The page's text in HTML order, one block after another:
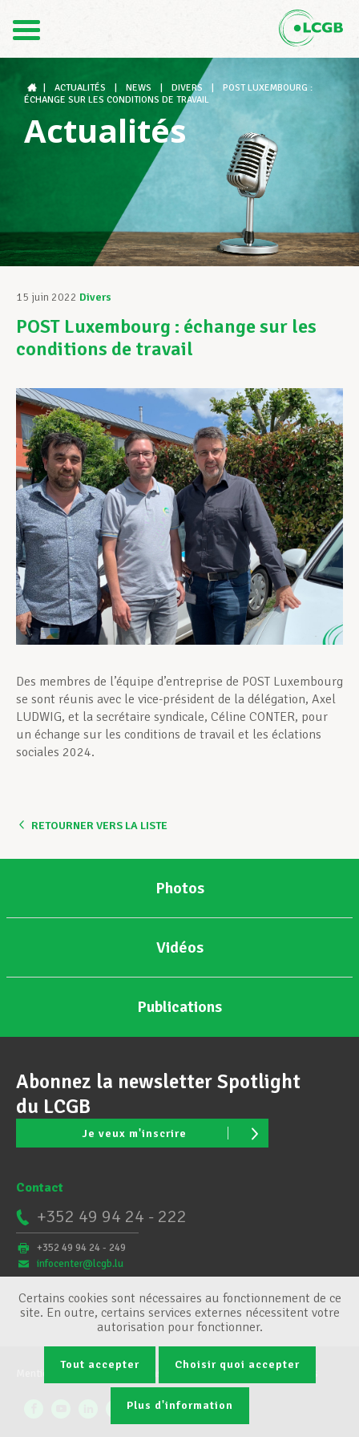
DE
Le LCGB
Structures syndicales
Assistance au Travail
Vos droits
Assistance en vie privée
Développement professionnel
Devenir Membre
Actualités
ACTUALITÉS NEWS DIVERS
POST LUXEMBOURG :
ÉCHANGE SUR LES CONDITIONS DE TRAVAIL
Actualités
15 juin 2022 Divers
POST Luxembourg : échange sur les
conditions de travail
Des membres de l’équipe d’entreprise de POST Luxembourg
se sont réunis avec le vice-président de la délégation, Axel
LUDWIG, et la secrétaire syndicale, Céline CONTER, pour
un échange sur les conditions de travail et les éclations
sociales 2024.
RETOURNER VERS LA LISTE
Photos
Vidéos
Publications
Abonnez la newsletter Spotlight
du LCGB
Je veux m'inscrire
Contact
+352 49 94 24 - 222
+352 49 94 24 - 249
infocenter@lcgb.lu
Conditions générales Gestion des cookies
Certains cookies sont nécessaires au fonctionnement de ce
site. En outre, certains services externes nécessitent votre
autorisation pour fonctionner.
Tout accepter Choisir quoi accepter
Plus d'information